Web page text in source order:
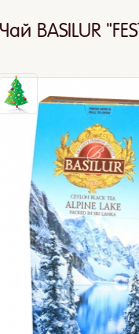
Чай BASILUR